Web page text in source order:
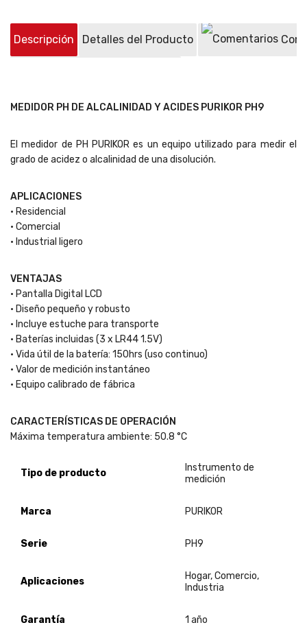
Descripción Detalles del Producto
MEDIDOR PH DE ALCALINIDAD Y ACIDES PURIKOR PH9
El medidor de PH PURIKOR es un equipo utilizado para medir el
grado de acidez o alcalinidad de una disolución.
APLICACIONES
• Residencial
• Comercial
• Industrial ligero
VENTAJAS
• Pantalla Digital LCD
• Diseño pequeño y robusto
• Incluye estuche para transporte
• Baterías incluidas (3 x LR44 1.5V)
• Vida útil de la batería: 150hrs (uso continuo)
• Valor de medición instantáneo
• Equipo calibrado de fábrica
CARACTERÍSTICAS DE OPERACIÓN
Máxima temperatura ambiente: 50.8 °C
Tipo de producto
Instrumento de
medición
Marca PURIKOR
Serie PH9
Aplicaciones
Hogar, Comercio,
Industria
Garantía 1 año